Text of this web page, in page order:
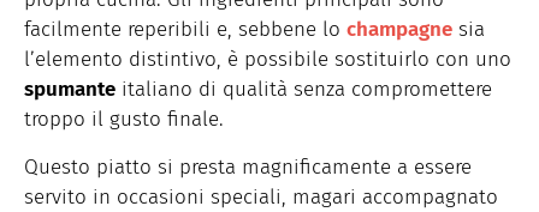
facilmente reperibili e, sebbene lo champagne sia
l’elemento distintivo, è possibile sostituirlo con uno
spumante italiano di qualità senza compromettere
troppo il gusto finale.
Questo piatto si presta magnificamente a essere
servito in occasioni speciali, magari accompagnato